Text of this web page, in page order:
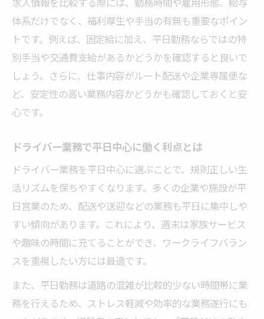
南都留郡山中湖村で働く平日ドライバーの魅力
山中湖村で平日ドライバー求人が選ばれる
理由
平日勤務ドライバーの魅力とやりがいを解
説
南都留郡山中湖村で人気のドライバー求人
とは
平日中心ドライバー求人の働きやすさを紹
介
ドライバー職の平日勤務なら安心の条件整理
ドライバー平日勤務の安心できる条件とは
平日ドライバー求人で重視される待遇ポイ
ント
求人選びで押さえたいドライバーの勤務条
体系だけでなく、福利厚生や手当の有無も重要なポイン
トです。例えば、固定給に加え、平日勤務ならではの特
別手当や交通費支給があるかどうかを確認すると良いで
しょう。さらに、仕事内容がルート配送や企業専属便な
ど、安定性の高い業務内容かどうかも確認しておくと安
心です。
ドライバー業務で平日中心に働く利点とは
ドライバー業務を平日中心に選ぶことで、規則正しい生
活リズムを保ちやすくなります。多くの企業や施設が平
日営業のため、配送や送迎などの業務も平日に集中しや
すい傾向があります。これにより、週末は家族サービス
や趣味の時間に充てることができ、ワークライフバラン
スを重視したい方には最適です。
また、平日勤務は道路の混雑が比較的少ない時間帯に業
務を行えるため、ストレス軽減や効率的な業務遂行にも